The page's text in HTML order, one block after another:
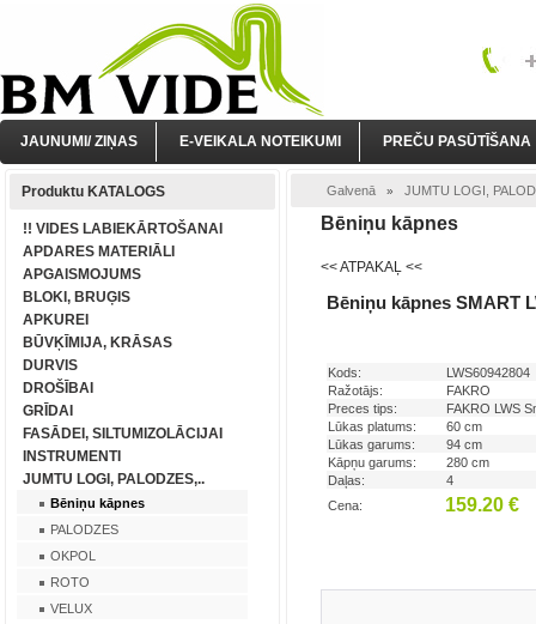
JAUNUMI/ ZIŅAS E-VEIKALA NOTEIKUMI PREČU PASŪTĪŠANA
Produktu KATALOGS
!! VIDES LABIEKĀRTOŠANAI
APDARES MATERIĀLI
APGAISMOJUMS
BLOKI, BRUĢIS
APKUREI
BŪVĶĪMIJA, KRĀSAS
DURVIS
DROŠĪBAI
GRĪDAI
FASĀDEI, SILTUMIZOLĀCIJAI
INSTRUMENTI
JUMTU LOGI, PALODZES,..
Bēniņu kāpnes
PALODZES
OKPOL
ROTO
VELUX
Galvenā » JUMTU LOGI,
Bēniņu kāpnes
<< ATPAKAĻ <<
Bēniņu kāpnes SMART
Kods:
LWS60942804
Ražotājs:
FAKRO
Preces tips:
FAKRO LWS
Lūkas platums:
60 cm
Lūkas garums:
94 cm
Kāpņu garums:
280 cm
Daļas:
4
Cena:
159.20 €